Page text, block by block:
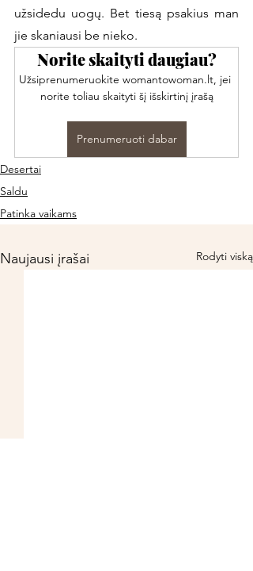
užsidedu uogų. Bet tiesą psakius man
jie skaniausi be nieko.
Norite skaityti daugiau?
Užsiprenumeruokite womantowoman.lt, jei
norite toliau skaityti šį išskirtinį įrašą
Prenumeruoti dabar
Desertai
Saldu
Patinka vaikams
Naujausi įrašai Rodyti viską